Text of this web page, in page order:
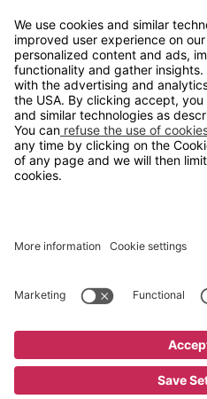
13 895 kr
info@gerdmans.no
67 80 56 20
Åpningstid
Hverdager 08:00-16:00